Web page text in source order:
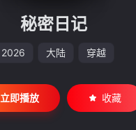
秘密日记
2026 大陆 穿越
立即播放 收藏